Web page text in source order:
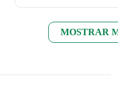
MOSTRAR